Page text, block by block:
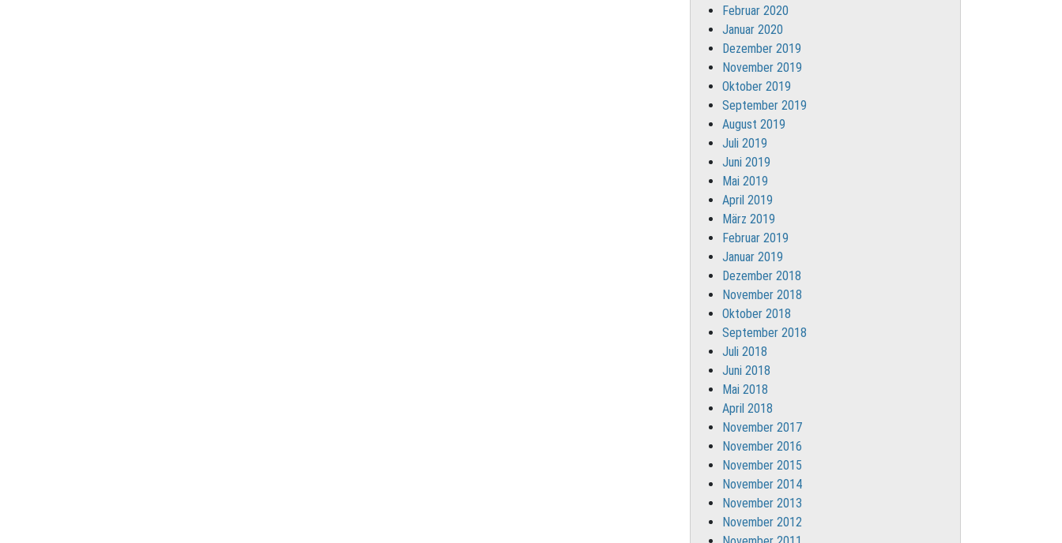
Februar 2020
Januar 2020
Dezember 2019
November 2019
Oktober 2019
September 2019
August 2019
Juli 2019
Juni 2019
Mai 2019
April 2019
März 2019
Februar 2019
Januar 2019
Dezember 2018
November 2018
Oktober 2018
September 2018
Juli 2018
Juni 2018
Mai 2018
April 2018
November 2017
November 2016
November 2015
November 2014
November 2013
November 2012